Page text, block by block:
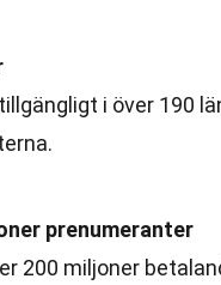
i över 190
prenumeranter
200 miljoner